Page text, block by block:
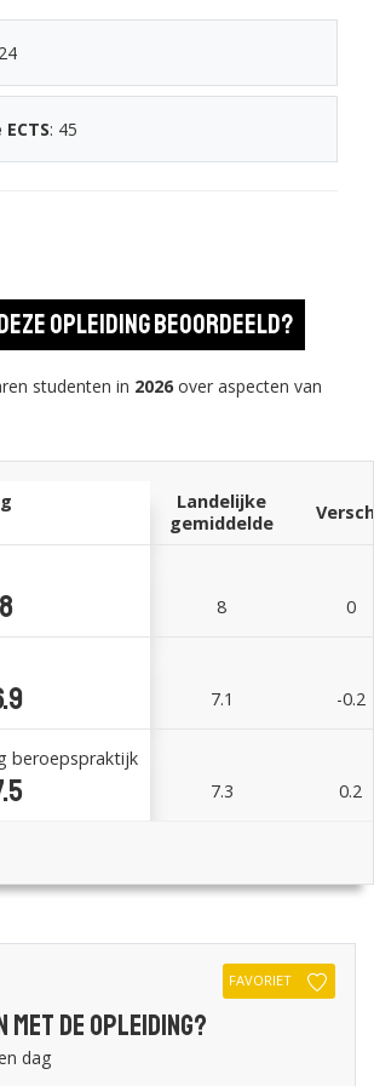
: 45
opleiding beoordeeld?
studenten in 2026 over aspecten van
Landelijke
gemiddelde
8 8 0
7.1 -0.2
beroepspraktijk
7.3 0.2
FAVORIET
met de opleiding?
dag